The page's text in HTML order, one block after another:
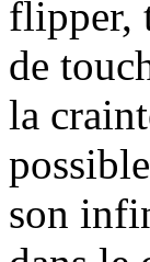
flipper,
de
la
son